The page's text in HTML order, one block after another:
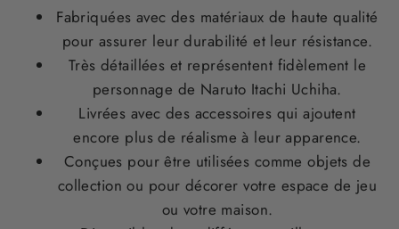
Fabriquées avec des matériaux de haute qualité
pour assurer leur durabilité et leur résistance.
Très détaillées et représentent fidèlement le
personnage de Naruto Itachi Uchiha.
Livrées avec des accessoires qui ajoutent
encore plus de réalisme à leur apparence.
Conçues pour être utilisées comme objets de
collection ou pour décorer votre espace de jeu
ou votre maison.